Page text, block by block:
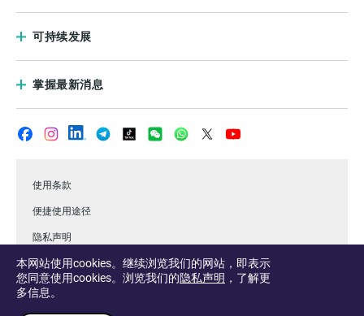
本网站使用cookies。继续浏览我们的网站，即表示
您同意使用cookies。浏览我们的隐私声明 ，了解更
多信息。
可持续发展
掌握最新消息
使用条款
便捷使用途径
隐私声明
常见问题
.淡马锡